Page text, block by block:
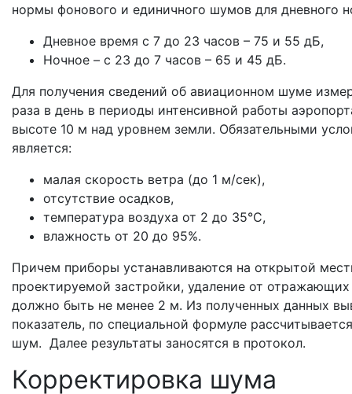
нормы фонового и единичного шумов для дневного
Дневное время с 7 до 23 часов – 75 и 55 дБ,
Ночное – с 23 до 7 часов – 65 и 45 дБ.
Для получения сведений об авиационном шуме
раза в день в периоды интенсивной работы
высоте 10 м над уровнем земли. Обязательными
является:
малая скорость ветра (до 1 м/сек),
отсутствие осадков,
температура воздуха от 2 до 35°C,
влажность от 20 до 95%.
Причем приборы устанавливаются на открытой
проектируемой застройки, удаление от отражающих
должно быть не менее 2 м. Из полученных данных
показатель, по специальной формуле
шум. Далее результаты заносятся в протокол.
Корректировка шума